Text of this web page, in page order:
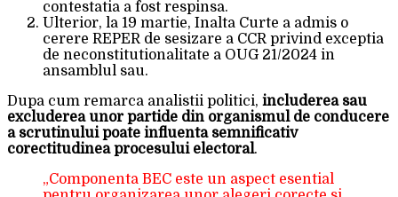
contestatia a fost respinsa.
Ulterior, la 19 martie, Inalta Curte a admis o
cerere REPER de sesizare a CCR privind exceptia
de neconstitutionalitate a OUG 21/2024 in
ansamblul sau.
Dupa cum remarca analistii politici, includerea sau
excluderea unor partide din organismul de conducere
a scrutinului poate influenta semnificativ
corectitudinea procesului electoral.
„Componenta BEC este un aspect esential